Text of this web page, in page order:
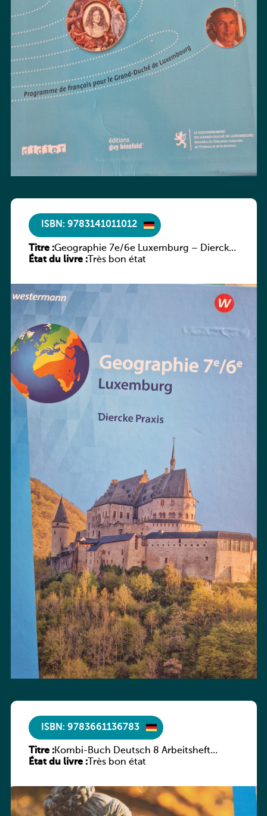
ISBN: 9783141011012
Titre :Geographie 7e/6e Luxemburg – Diercke
Praxis
État du livre :Très bon état
ISBN: 9783661136783
Titre :Kombi-Buch Deutsch 8 Arbeitsheft
(Neue Ausgabe Luxemburg)
État du livre :Très bon état